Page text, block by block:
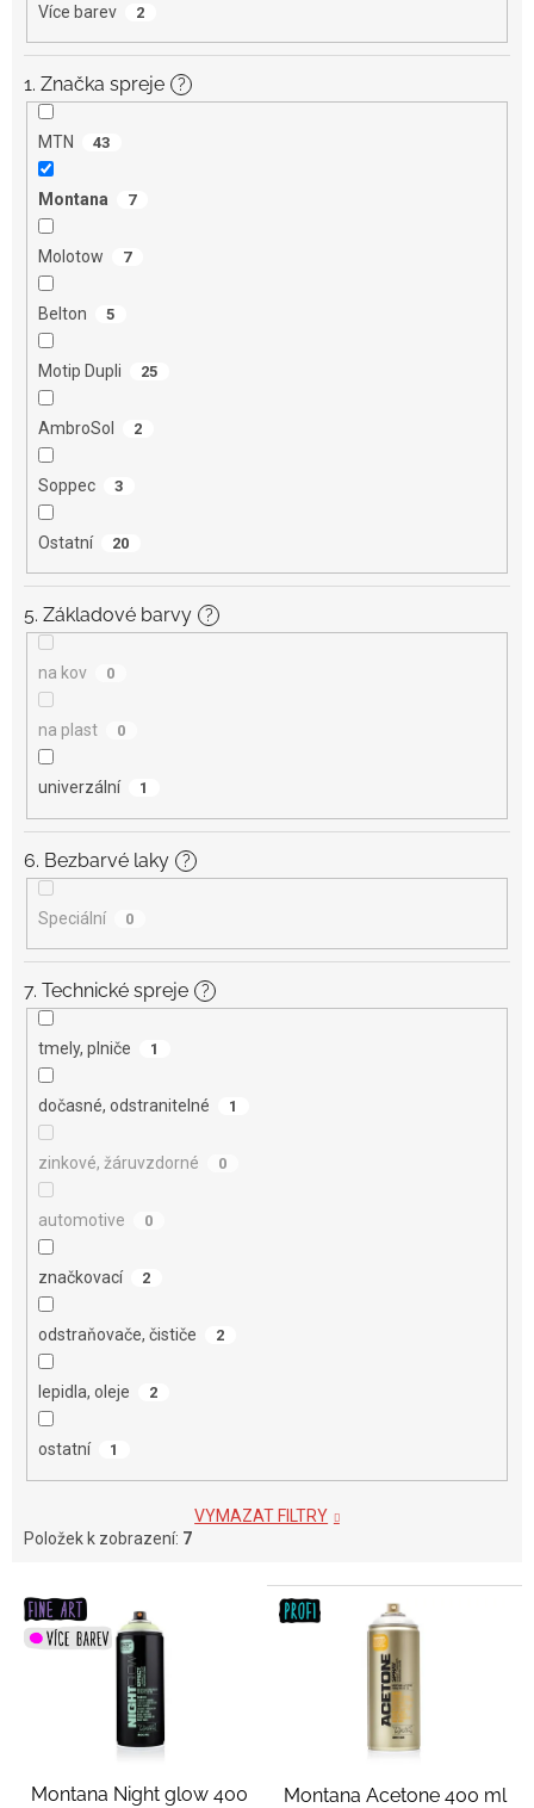
Více barev 2
1. Značka spreje ?
MTN 43
Montana 7
Molotow 7
Belton 5
Motip Dupli 25
AmbroSol 2
Soppec 3
Ostatní 20
5. Základové barvy ?
na kov 0
na plast 0
univerzální 1
6. Bezbarvé laky ?
Speciální 0
7. Technické spreje ?
tmely, plniče 1
dočasné, odstranitelné 1
zinkové, žáruvzdorné 0
automotive 0
značkovací 2
odstraňovače, čističe 2
lepidla, oleje 2
ostatní 1
VYMAZAT FILTRY
Položek k zobrazení: 7
V
p
Montana Night glow 400 Montana Acetone 400 ml